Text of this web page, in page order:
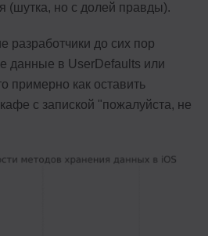
(шутка, но с долей правды).
разработчики до сих пор
данные в UserDefaults или
примерно как оставить
с запиской "пожалуйста, не